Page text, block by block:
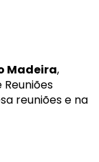
Madeira,
reuniões e na